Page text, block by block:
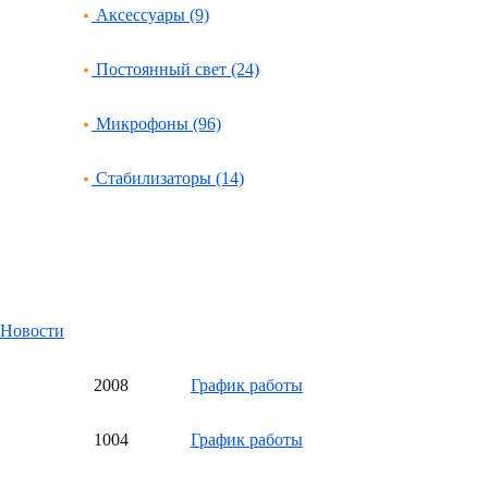
Аксессуары (9)
Постоянный свет (24)
Микрофоны (96)
Стабилизаторы (14)
Новости
2008 График работы
1004 График работы